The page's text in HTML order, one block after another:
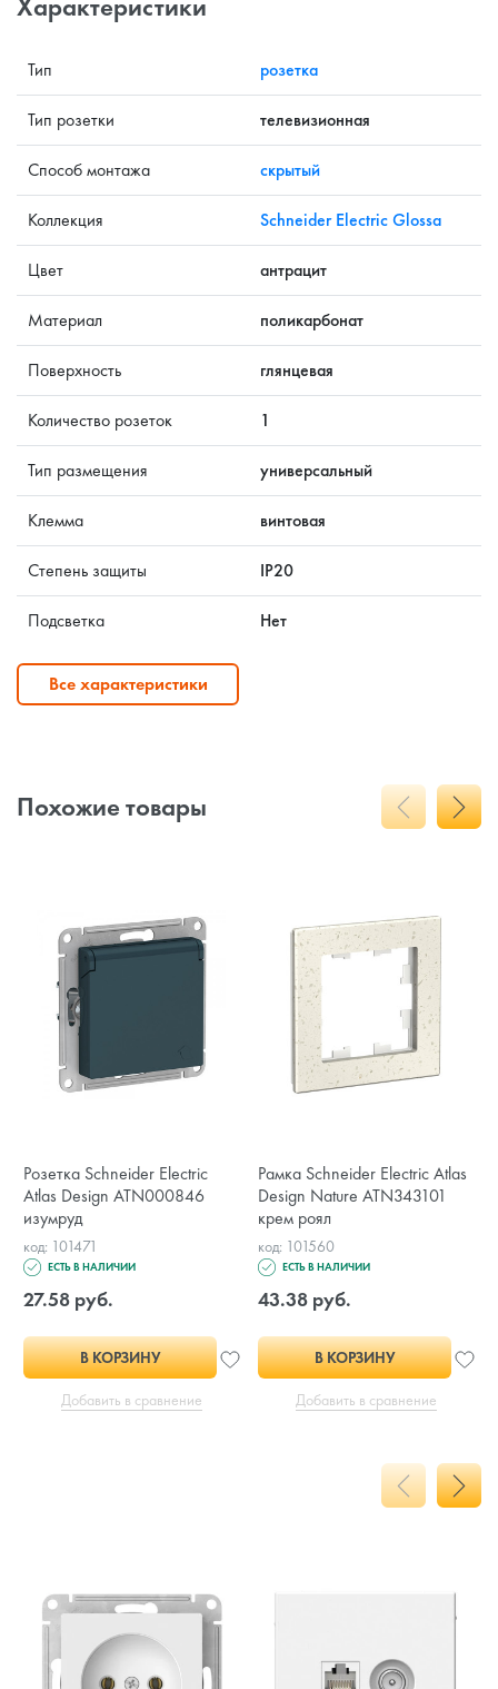
Характеристики
Тип розетка
Тип розетки телевизионная
Способ монтажа скрытый
Коллекция Schneider Electric Glossa
Цвет антрацит
Материал поликарбонат
Поверхность глянцевая
Количество розеток 1
Тип размещения универсальный
Клемма винтовая
Степень защиты IP20
Подсветка Нет
Все характеристики
Похожие товары
Розетка Schneider Electric
Atlas Design ATN000846
изумруд
код: 101471
ЕСТЬ В НАЛИЧИИ
27.58 руб.
В КОРЗИНУ
Добавить в сравнение
Рамка Schneider Electric Atlas
Design Nature ATN343101
крем роял
код: 101560
ЕСТЬ В НАЛИЧИИ
43.38 руб.
В КОРЗИНУ
Добавить в сравнение